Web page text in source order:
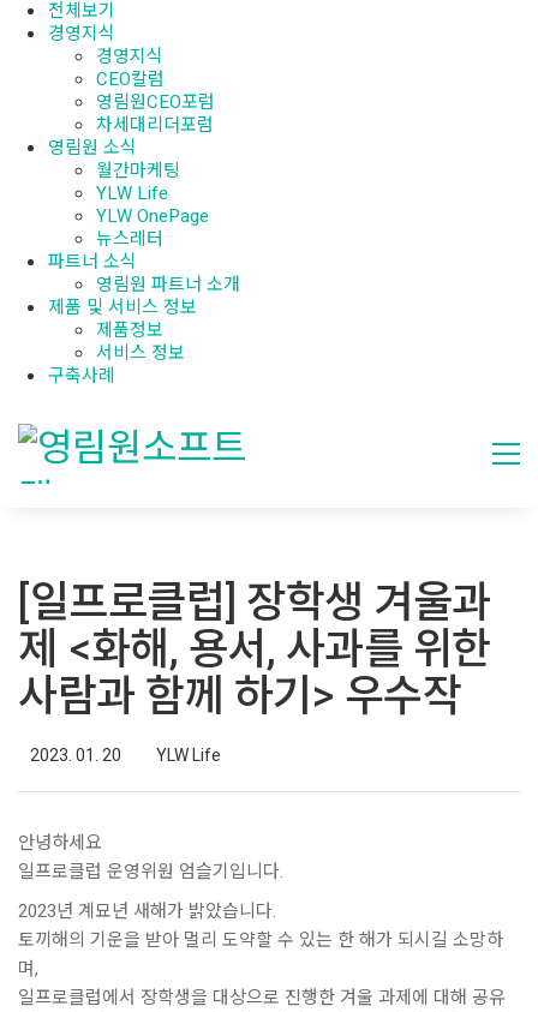
전체보기
경영지식
경영지식
CEO칼럼
영림원CEO포럼
차세대리더포럼
영림원 소식
월간마케팅
YLW Life
YLW OnePage
뉴스레터
파트너 소식
영림원 파트너 소개
제품 및 서비스 정보
제품정보
서비스 정보
구축사례
[일프로클럽] 장학생 겨울과
제 <화해, 용서, 사과를 위한
사람과 함께 하기> 우수작
2023. 01. 20 YLW Life
안녕하세요
일프로클럽 운영위원 엄슬기입니다.
2023년 계묘년 새해가 밝았습니다.
토끼해의 기운을 받아 멀리 도약할 수 있는 한 해가 되시길 소망하
며,
일프로클럽에서 장학생을 대상으로 진행한 겨울 과제에 대해 공유